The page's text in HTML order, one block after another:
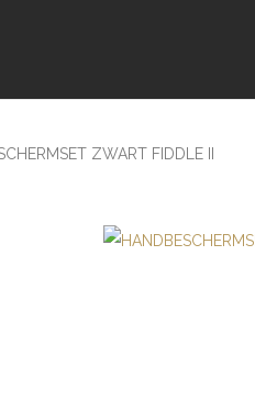
ZWART FIDDLE II